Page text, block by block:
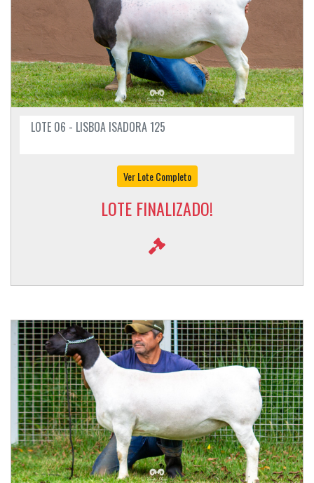
LOTE 06 - LISBOA ISADORA 125
Ver Lote Completo
LOTE FINALIZADO!